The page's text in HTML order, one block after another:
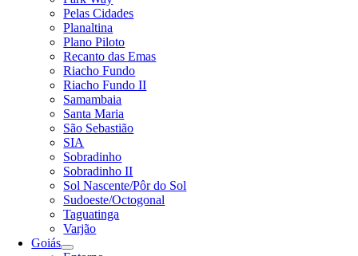
Pelas Cidades
Planaltina
Plano Piloto
Recanto das Emas
Riacho Fundo
Riacho Fundo II
Samambaia
Santa Maria
São Sebastião
SIA
Sobradinho
Sobradinho II
Sol Nascente/Pôr do Sol
Sudoeste/Octogonal
Taguatinga
Varjão
Goiás